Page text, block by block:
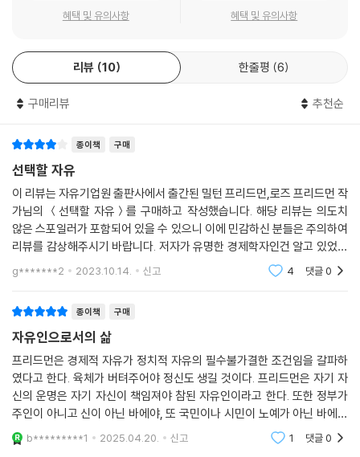
다. 경제 활성화를 이끈 업적으로 1976년 노벨경제학상을 수상했다. 198
인간은 자신이 원하는 것을 추구할 권리를 가지고 있다. 정치·종교·사회 등
삶의 전반적인 것을 선택할 권리가 있고, 그것이 바로 선택할 자유다. 정부
가 어떠한 목적을 가지고 국민의 선택권을 빼앗아 가는 것은 대부분 이익
러한 정부 개입주의는 세계 경제를 위기로 빠뜨렸다. 그러나 정부의 개입
으로부터 시장을 자유롭게 했을 때 경제는 살아났다. 인류를 더욱 풍요롭
게 할 수 있는 것이 자유의 가치이다. 이는 인류의 역사 속에서 이미 증명되
었다.
이 책은 「제1장 시장의 위력」을 시작으로 「제2장 통제라는 이름의 폭군」,
「제3장 대공황의 해부」, 「제4장 요람에서 무덤까지」, 「제5장 빗나간 평
등」, 「제6장 학교교육, 무엇이 문제인가?」, 「제7장 소비자는 누가 보호하
에 대한 치료」, 「제10장 조류는 변하고 있다」로 구성되어 있다. 1장부터 10
장까지 경제, 사회, 교육, 시장 등 여러 분야에서 정부가 과도하게 개입했
을 때 발생하는 문제점과 해결방안을 제시한다. 자유의 가치와 정부의 의
미 그리고 역할을 고민하는 독자들에게 큰 도움이 될 것이다.
현대 사회는 정부가 과도하게 개입했을 때의 문제점을 간과하며 꾸준히 정
부의 역할을 강조한다. 그러나 과도한 규제는 개인과 산업의 성장을 방해
혜택 및 유의사항 혜택 및 유의사항
리뷰 10 한줄평 6
구매리뷰 추천순
종이책 구매
선택할 자유
이 리뷰는 자유기업원 출판사에서 출간된 밀턴 프리드먼,로즈 프리드먼 작
가님의 ＜선택할 자유＞를 구매하고 작성했습니다. 해당 리뷰는 의도치
않은 스포일러가 포함되어 있을 수 있으니 이에 민감하신 분들은 주의하여
리뷰를 감상해주시기 바랍니다. 저자가 유명한 경제학자인건 알고 있었는
데, 도서 페이지에서 보고 흥미가 생겨 구매하게 되었습니다. 약간 어려울
수도 있는 내용이
g*******2 2023.10.14. 신고 4 댓글0
종이책 구매
자유인으로서의 삶
프리드먼은 경제적 자유가 정치적 자유의 필수불가결한 조건임을 갈파하
였다고 한다. 육체가 버텨주어야 정신도 생길 것이다. 프리드먼은 자기 자
신의 운명은 자기 자신이 책임져야 참된 자유인이라고 한다. 또한 정부가
주인이 아니고 신이 아닌 바에야, 또 국민이나 시민이 노예가 아닌 바에야
어찌 나라를 위해 무엇을 한단 말인가라고 되묻는다. 그는 진정한 자유인
이라면 나라가 무
b*********1 2025.04.20. 신고 1 댓글0